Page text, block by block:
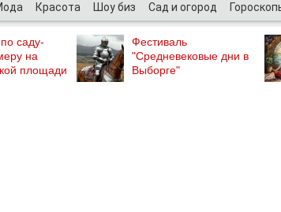
Красота Шоу биз Сад и огород
саду-
на
площади
Фестиваль
"Средневековые дни в
Выборге"